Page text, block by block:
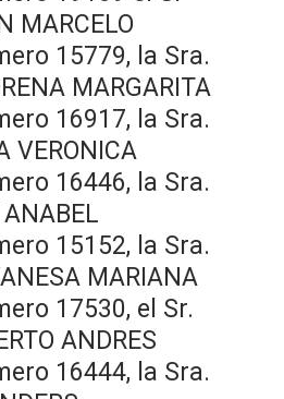
MARCELO
15779, la Sra.
MARGARITA
16917, la Sra.
VERONICA
16446, la Sra.
15152, la Sra.
MARIANA
17530, el Sr.
ANDRES
16444, la Sra.